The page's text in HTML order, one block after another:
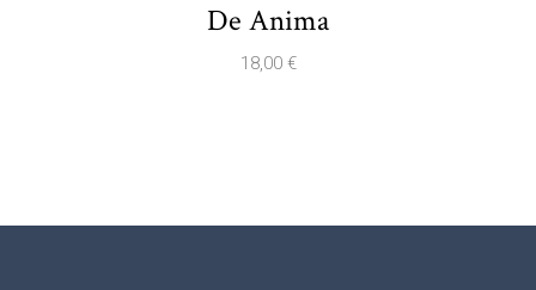
De Anima
18,00 €